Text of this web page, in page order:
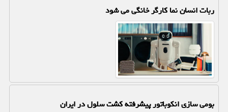
ربات انسان نما کارگر خانگی می شود
بومی سازی انکوباتور پیشرفته کشت سلول در ایران